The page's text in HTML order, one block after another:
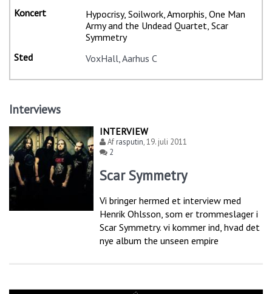
Hypocrisy, Soilwork, Amorphis, One Man
Army and the Undead Quartet, Scar
Symmetry
VoxHall, Aarhus C
Interviews
INTERVIEW
Afrasputin,19. juli 2011
2
Scar Symmetry
Vi bringer hermed et interview med
Henrik Ohlsson, som er trommeslager i
Scar Symmetry. vi kommer ind, hvad det
nye album the unseen empire